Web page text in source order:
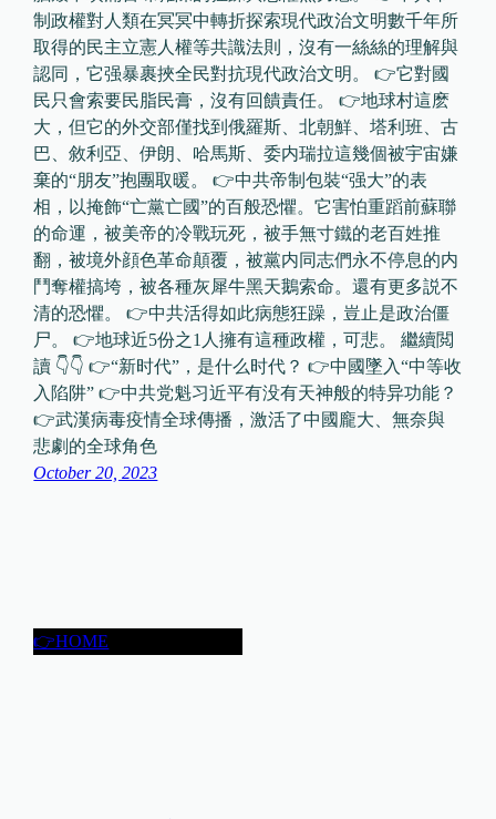
制政權對人類在冥冥中轉折探索現代政治文明數千年所
取得的民主立憲人權等共識法則，沒有一絲絲的理解與
認同，它强暴裹挾全民對抗現代政治文明。 👉它對國
民只會索要民脂民膏，沒有回饋責任。 👉地球村這麽
大，但它的外交部僅找到俄羅斯、北朝鮮、塔利班、古
巴、敘利亞、伊朗、哈馬斯、委内瑞拉這幾個被宇宙嫌
棄的“朋友”抱團取暖。 👉中共帝制包裝“强大”的表
相，以掩飾“亡黨亡國”的百般恐懼。它害怕重蹈前蘇聯
的命運，被美帝的冷戰玩死，被手無寸鐵的老百姓推
翻，被境外顔色革命顛覆，被黨内同志們永不停息的内
鬥奪權搞垮，被各種灰犀牛黑天鵝索命。還有更多説不
清的恐懼。 👉中共活得如此病態狂躁，豈止是政治僵
尸。 👉地球近5份之1人擁有這種政權，可悲。 繼續閲
讀 👇👇 👉“新时代”，是什么时代？ 👉中國墜入“中等收
入陷阱” 👉中共党魁习近平有没有天神般的特异功能？
👉武漢病毒疫情全球傳播，激活了中國龐大、無奈與
悲劇的全球角色
October 20, 2023
👉HOME